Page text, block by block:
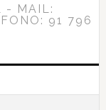
- MAIL:
91 796